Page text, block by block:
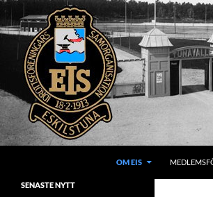
Hoppa
till
innehåll
OM EIS
SENASTE NYTT